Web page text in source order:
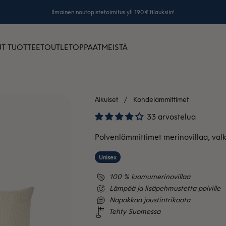
Ilmainen noutopistetoimitus yli 190 € tilauksiin!
TUOTTEETOUTLETOPPAATMEISTÄ
Aikuiset Kohdelämmittimet
33 arvostelua
Polvenlämmittimet merinovillaa,
Unisex
100 % luomumerinovillaa
Lämpöä ja lisäpehmustetta polville
Napakkaa joustintrikoota
Tehty Suomessa